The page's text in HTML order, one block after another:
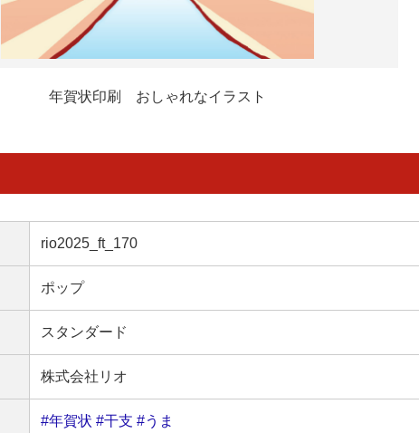
年賀状印刷 おしゃれなイラスト
rio2025_ft_170
ポップ
スタンダード
株式会社リオ
#年賀状 #干支 #うま